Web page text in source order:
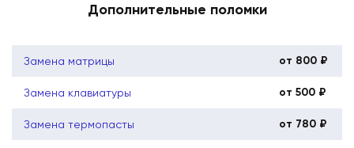
Дополнительные поломки
Замена матрицы от 800 ₽
Замена клавиатуры от 500 ₽
Замена термопасты от 780 ₽